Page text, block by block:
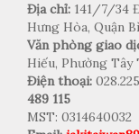
Địa chỉ: 141/7/34
Hưng Hòa, Quận
Văn phòng giao
Hiếu, Phường Tây
Điện thoại:
489 115
MST: 0314640032